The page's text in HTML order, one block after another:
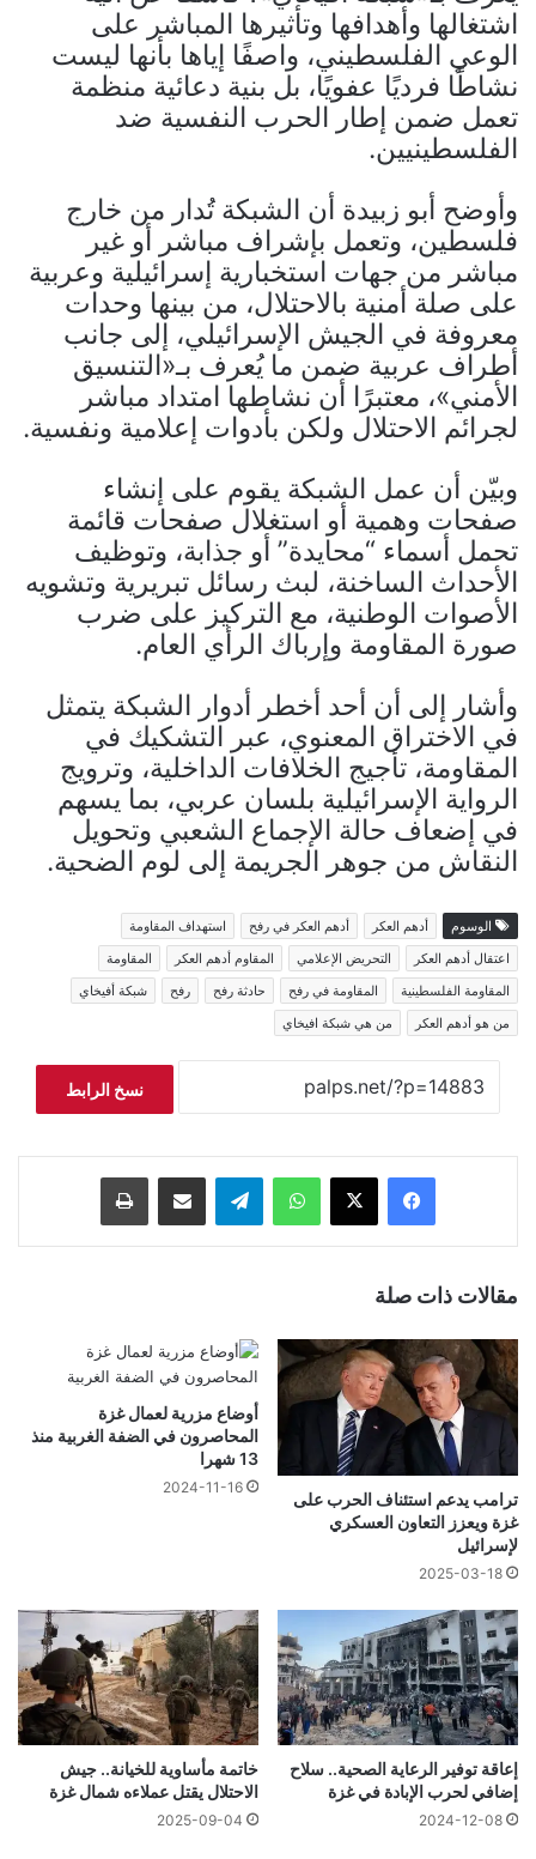
اشتغالها وأهدافها وتأثيرها المباشر على
الوعي الفلسطيني، واصفًا إياها بأنها ليست
نشاطًا فرديًا عفويًا، بل بنية دعائية منظمة
تعمل ضمن إطار الحرب النفسية ضد
الفلسطينيين.
وأوضح أبو زبيدة أن الشبكة تُدار من خارج
فلسطين، وتعمل بإشراف مباشر أو غير
مباشر من جهات استخبارية إسرائيلية وعربية
على صلة أمنية بالاحتلال، من بينها وحدات
معروفة في الجيش الإسرائيلي، إلى جانب
أطراف عربية ضمن ما يُعرف بـ«التنسيق
الأمني»، معتبرًا أن نشاطها امتداد مباشر
لجرائم الاحتلال ولكن بأدوات إعلامية ونفسية.
وبيّن أن عمل الشبكة يقوم على إنشاء
صفحات وهمية أو استغلال صفحات قائمة
تحمل أسماء “محايدة” أو جذابة، وتوظيف
الأحداث الساخنة، لبث رسائل تبريرية وتشويه
الأصوات الوطنية، مع التركيز على ضرب
صورة المقاومة وإرباك الرأي العام.
وأشار إلى أن أحد أخطر أدوار الشبكة يتمثل
في الاختراق المعنوي، عبر التشكيك في
المقاومة، تأجيج الخلافات الداخلية، وترويج
الرواية الإسرائيلية بلسان عربي، بما يسهم
في إضعاف حالة الإجماع الشعبي وتحويل
النقاش من جوهر الجريمة إلى لوم الضحية.
الوسوم أدهم العكر أدهم العكر في رفح
استهداف المقاومة
اعتقال أدهم العكر
التحريض الإعلامي المقاوم أدهم العكر
المقاومة
المقاومة الفلسطينية
المقاومة في رفح حادثة رفح رفح
شبكة أفيخاي
من هو أدهم العكر
من هي شبكة افيخاي
نسخ الرابط
فيسبوك ‫X واتساب تيلقرام مشاركة عبر البريد طباعة
مقالات ذات صلة
ترامب يدعم استئناف الحرب على
غزة ويعزز التعاون العسكري
لإسرائيل
2025-03-18
أوضاع مزرية لعمال غزة
المحاصرون في الضفة الغربية منذ
13 شهرا
2024-11-16
إعاقة توفير الرعاية الصحية.. سلاح
إضافي لحرب الإبادة في غزة
2024-12-08
خاتمة مأساوية للخيانة.. جيش
الاحتلال يقتل عملاءه شمال غزة
2025-09-04